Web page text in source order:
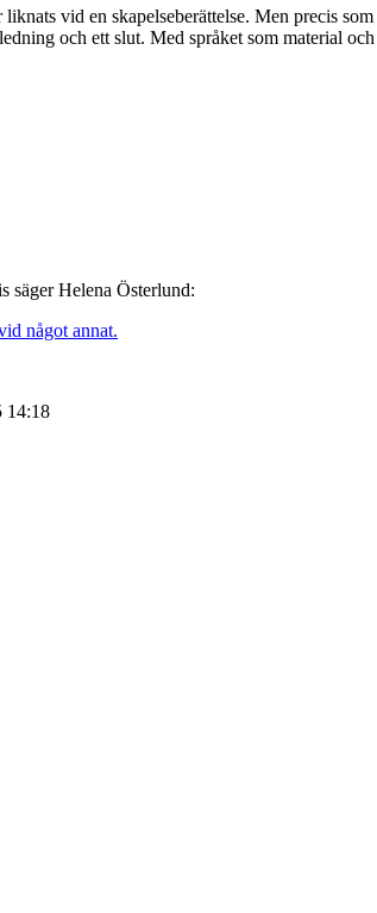
vid en skapelseberättelse. Men precis
och ett slut. Med språket som material
säger Helena Österlund:
något annat.
14:18